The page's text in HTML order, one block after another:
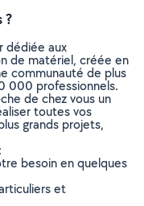
?
dédiée aux
de matériel, créée en
communauté de plus
000 professionnels.
de chez vous un
toutes vos
grands projets,
besoin en quelques
et